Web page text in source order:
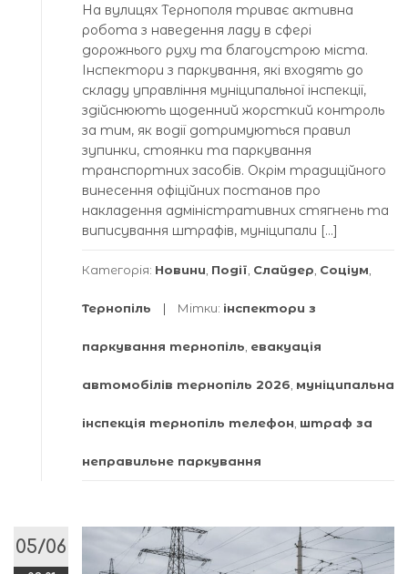
На вулицях Тернополя триває активна
робота з наведення ладу в сфері
дорожнього руху та благоустрою міста.
Інспектори з паркування, які входять до
складу управління муніципальної інспекції,
здійснюють щоденний жорсткий контроль
за тим, як водії дотримуються правил
зупинки, стоянки та паркування
транспортних засобів. Окрім традиційного
винесення офіційних постанов про
накладення адміністративних стягнень та
виписування штрафів, муніципали […]
Категорія: Новини Події Слайдер Соціум
Тернопіль Мітки: інспектори з
паркування тернопіль евакуація
автомобілів тернопіль 2026 муніципальна
інспекція тернопіль телефон штраф за
неправильне паркування
05/06